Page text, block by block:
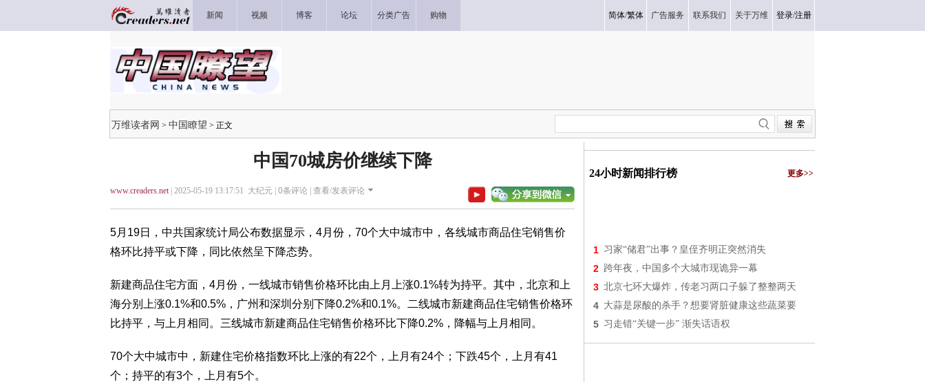
新闻 视频 博客 论坛 分类广告 购物 简体/繁体 广告服务 联系我们 关于万维 登录/注册
万维读者网 > 中国瞭望 > 正文
中国70城房价继续下降
www.creaders.net| 2025-05-19 13:17:51 大纪元 | 0条评论 | 查看/发表评论
5月19日，中共国家统计局公布数据显示，4月份，70个大中城市中，各线城市商品住宅销售价
格环比持平或下降，同比依然呈下降态势。
新建商品住宅方面，4月份，一线城市销售价格环比由上月上涨0.1%转为持平。其中，北京和上
海分别上涨0.1%和0.5%，广州和深圳分别下降0.2%和0.1%。二线城市新建商品住宅销售价格环
比持平，与上月相同。三线城市新建商品住宅销售价格环比下降0.2%，降幅与上月相同。
70个大中城市中，新建住宅价格指数环比上涨的有22个，上月有24个；下跌45个，上月有41
个；持平的有3个，上月有5个。
24小时新闻排行榜 更多>>
1 习家“储君”出事？皇侄齐明正突然消失
2 跨年夜，中国多个大城市现诡异一幕
3 北京七环大爆炸，传老习两口子躲了整整两天
4 大蒜是尿酸的杀手？想要肾脏健康这些蔬菜要
5 习走错“关键一步” 渐失话语权